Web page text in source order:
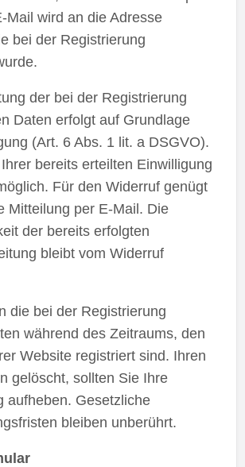
Mail wird an die Adresse
bei der Registrierung
der bei der Registrierung
Daten erfolgt auf Grundlage
(Art. 6 Abs. 1 lit. a DSGVO).
bereits erteilten Einwilligung
Für den Widerruf genügt
Mitteilung per E-Mail. Die
der bereits erfolgten
bleibt vom Widerruf
die bei der Registrierung
während des Zeitraums, den
Website registriert sind. Ihren
gelöscht, sollten Sie Ihre
aufheben. Gesetzliche
bleiben unberührt.